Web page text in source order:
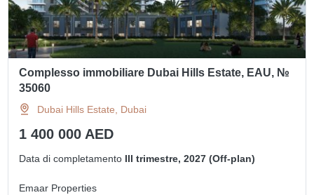
Complesso immobiliare Dubai Hills Estate, EAU, №
35060
Dubai Hills Estate, Dubai
1 400 000 AED
Data di completamento III trimestre, 2027 (Off-plan)
Emaar Properties